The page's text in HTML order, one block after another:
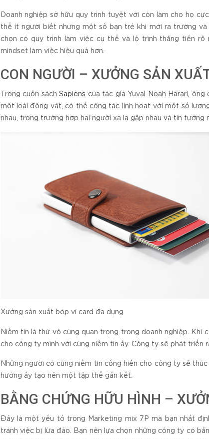
Doanh nghiệp sở hữu quy trình tuyệt vời còn làm cho họ
thể ít người biết nhưng một số bạn trẻ khi mới ra trường
chọn có quy trình làm việc cụ thể và lộ trình thăng tiến
mindset làm việc hiệu quả hơn.
CON NGƯỜI – XƯỞNG SẢN
Trong cuốn sáchSapiens của tác giả Yuval Noah Harari,
một loài động vật, có thể cộng tác linh hoạt với một số
nhau, trong trường hợp hai người xa lạ gặp nhau và tin tưởng
Xưởng sản xuất bóp ví card đa dụng
Niềm tin là thứ vô cùng quan trọng trong doanh nghiệp. Khi
cho công ty mình với cùng niềm tin ấy. Công ty sẽ phát triển
Những người có cùng niềm tin cống hiến cho công ty sẽ
hướng ấy tạo nên một tập thể gắn kết.
BẰNG CHỨNG HỮU HÌNH –
Đây là một yếu tố trong Marketing mix 7P mà bạn nhất
tránh việc bị lừa đảo. Bạn nên lựa chọn những công ty có